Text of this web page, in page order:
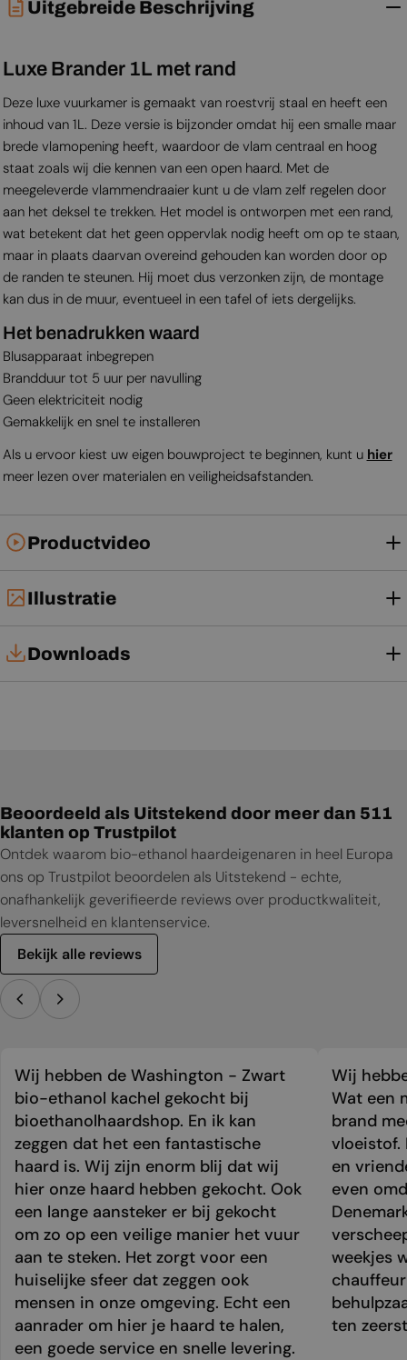
Uitgebreide Beschrijving
Luxe Brander 1L met rand
Deze luxe vuurkamer is gemaakt van roestvrij staal en heeft een
inhoud van 1L. Deze versie is bijzonder omdat hij een smalle maar
brede vlamopening heeft, waardoor de vlam centraal en hoog
staat zoals wij die kennen van een open haard. Met de
meegeleverde vlammendraaier kunt u de vlam zelf regelen door
aan het deksel te trekken. Het model is ontworpen met een rand,
wat betekent dat het geen oppervlak nodig heeft om op te staan,
maar in plaats daarvan overeind gehouden kan worden door op
de randen te steunen. Hij moet dus verzonken zijn, de montage
kan dus in de muur, eventueel in een tafel of iets dergelijks.
Het benadrukken waard
Blusapparaat inbegrepen
Brandduur tot 5 uur per navulling
Geen elektriciteit nodig
Gemakkelijk en snel te installeren
Als u ervoor kiest uw eigen bouwproject te beginnen, kunt u hier
meer lezen over materialen en veiligheidsafstanden.
Productvideo
Illustratie
Downloads
Beoordeeld als Uitstekend door meer dan 511
klanten op Trustpilot
Ontdek waarom bio-ethanol haardeigenaren in heel Europa
ons op Trustpilot beoordelen als Uitstekend - echte,
onafhankelijk geverifieerde reviews over productkwaliteit,
leversnelheid en klantenservice.
Bekijk alle reviews
Wij hebben de Washington - Zwart
bio-ethanol kachel gekocht bij
bioethanolhaardshop. En ik kan
zeggen dat het een fantastische
haard is. Wij zijn enorm blij dat wij
hier onze haard hebben gekocht. Ook
een lange aansteker er bij gekocht
om zo op een veilige manier het vuur
aan te steken. Het zorgt voor een
huiselijke sfeer dat zeggen ook
mensen in onze omgeving. Echt een
aanrader om hier je haard te halen,
een goede service en snelle levering.
Wij
Wat een
brand
vloeistof.
en
even
weekjes
ten